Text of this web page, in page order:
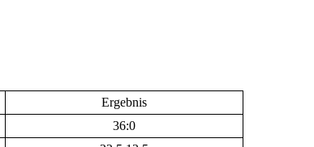
Ergebnis
36:0